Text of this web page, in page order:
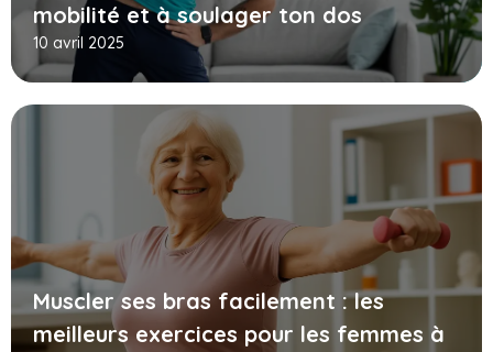
mobilité et à soulager ton dos
10 avril 2025
Muscler ses bras facilement : les
meilleurs exercices pour les femmes à